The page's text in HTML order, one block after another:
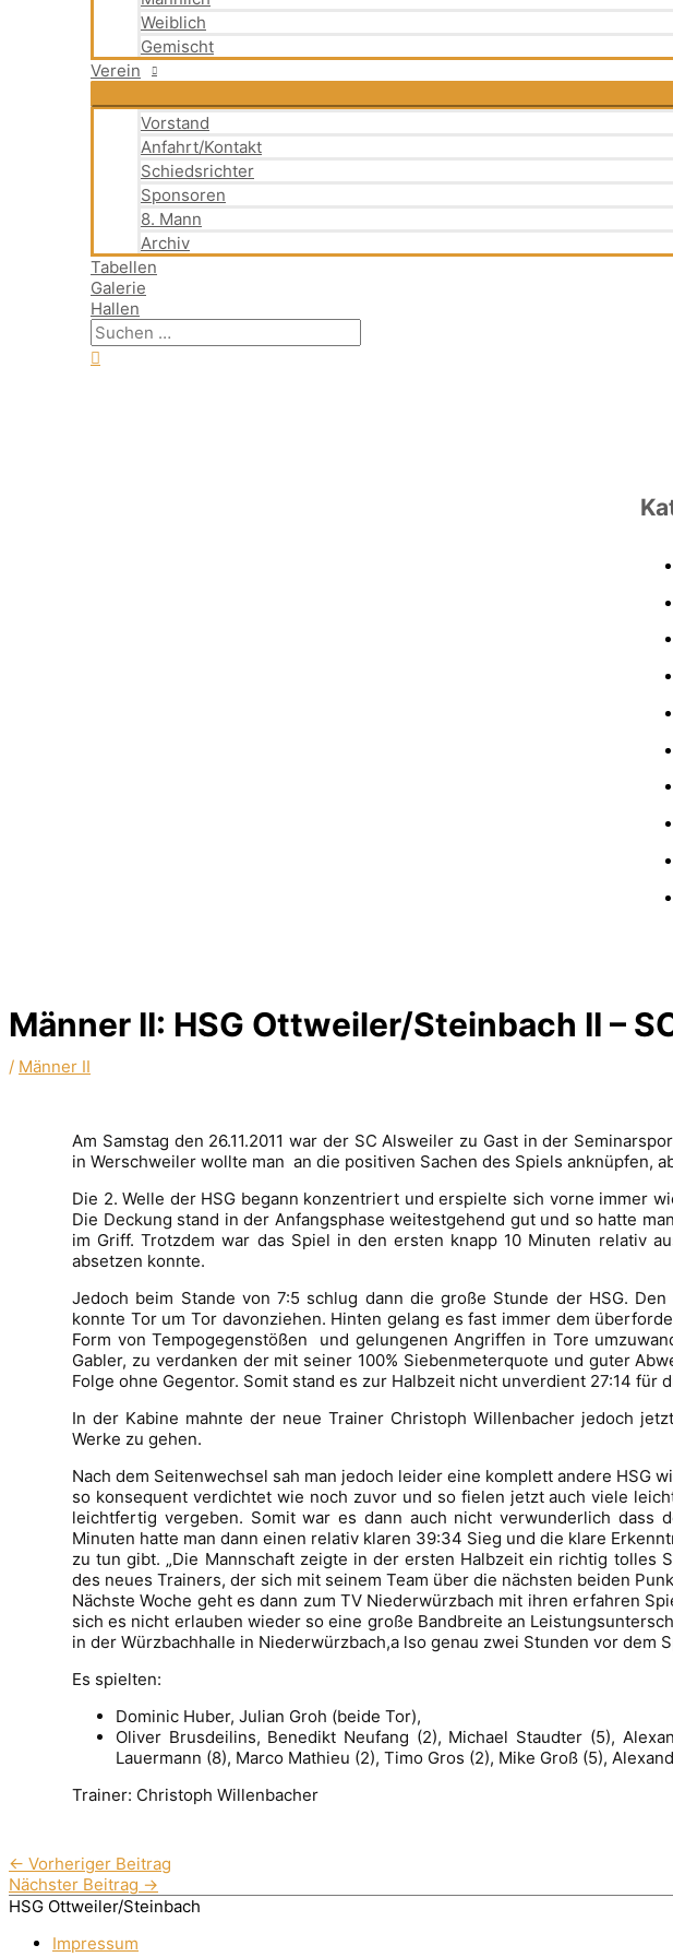
Weiblich
Gemischt
Verein
Vorstand
Anfahrt/Kontakt
Schiedsrichter
Sponsoren
8. Mann
Archiv
Tabellen
Galerie
Hallen
Männer II: HSG Ottweiler/Steinbach II –
/ Männer II
Am Samstag den 26.11.2011 war der SC Alsweiler zu Gast in der
in Werschweiler wollte man an die positiven Sachen des Spiels anknüpfen,
Die 2. Welle der HSG begann konzentriert und erspielte sich vorne immer
Die Deckung stand in der Anfangsphase weitestgehend gut und so hatte
im Griff. Trotzdem war das Spiel in den ersten knapp 10 Minuten relativ
absetzen konnte.
Jedoch beim Stande von 7:5 schlug dann die große Stunde der HSG.
konnte Tor um Tor davonziehen. Hinten gelang es fast immer dem
Form von Tempogegenstößen und gelungenen Angriffen in Tore
Gabler, zu verdanken der mit seiner 100% Siebenmeterquote und guter
Folge ohne Gegentor. Somit stand es zur Halbzeit nicht unverdient 27:14 für
In der Kabine mahnte der neue Trainer Christoph Willenbacher jedoch
Werke zu gehen.
Nach dem Seitenwechsel sah man jedoch leider eine komplett andere HSG
so konsequent verdichtet wie noch zuvor und so fielen jetzt auch viele
leichtfertig vergeben. Somit war es dann auch nicht verwunderlich dass
Minuten hatte man dann einen relativ klaren 39:34 Sieg und die klare
zu tun gibt. „Die Mannschaft zeigte in der ersten Halbzeit ein richtig tolles
des neues Trainers, der sich mit seinem Team über die nächsten beiden
Nächste Woche geht es dann zum TV Niederwürzbach mit ihren erfahren
sich es nicht erlauben wieder so eine große Bandbreite an
in der Würzbachhalle in Niederwürzbach,a lso genau zwei Stunden vor dem
Es spielten:
Dominic Huber, Julian Groh (beide Tor),
Oliver Brusdeilins, Benedikt Neufang (2), Michael Staudter (5),
Lauermann (8), Marco Mathieu (2), Timo Gros (2), Mike Groß (5),
Trainer: Christoph Willenbacher
← Vorheriger Beitrag
Nächster Beitrag →
HSG Ottweiler/Steinbach
Impressum